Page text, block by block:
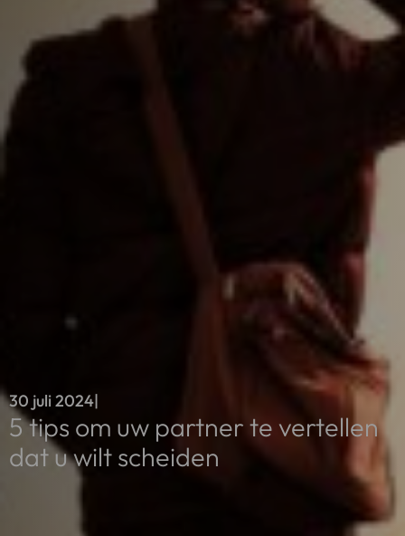
30 juli 2024|
5 tips om uw partner te vertellen
dat u wilt scheiden